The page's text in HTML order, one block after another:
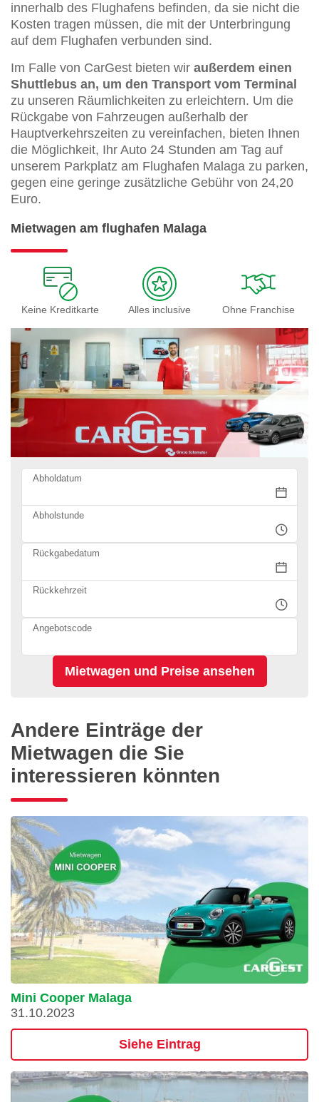
innerhalb des Flughafens befinden, da sie nicht die
Kosten tragen müssen, die mit der Unterbringung
auf dem Flughafen verbunden sind.
Im Falle von CarGest bieten wir außerdem einen
Shuttlebus an, um den Transport vom Terminal
zu unseren Räumlichkeiten zu erleichtern. Um die
Rückgabe von Fahrzeugen außerhalb der
Hauptverkehrszeiten zu vereinfachen, bieten Ihnen
die Möglichkeit, Ihr Auto 24 Stunden am Tag auf
unserem Parkplatz am Flughafen Malaga zu parken,
gegen eine geringe zusätzliche Gebühr von 24,20
Euro.
Mietwagen am flughafen Malaga
Keine Kreditkarte Alles inclusive Ohne Franchise
Abholdatum
Abholstunde
Rückgabedatum
Rückkehrzeit
Angebotscode
Andere Einträge der
Mietwagen die Sie
interessieren könnten
Mini Cooper Malaga
31.10.2023
Siehe Eintrag